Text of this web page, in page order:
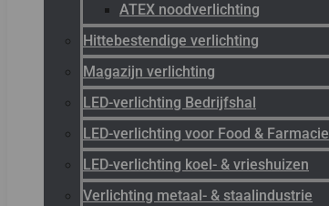
ATEX noodverlichting
Hittebestendige verlichting
Magazijn verlichting
LED-verlichting Bedrijfshal
LED-verlichting voor Food & Farmacie
LED-verlichting koel- & vrieshuizen
Verlichting metaal- & staalindustrie